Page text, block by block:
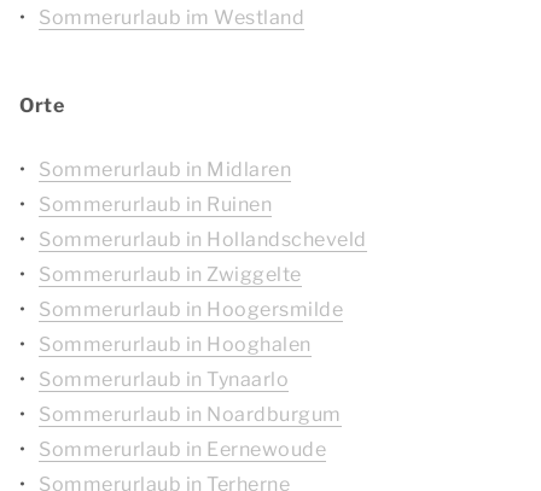
Sommerurlaub im Westland
Orte
Sommerurlaub in Midlaren
Sommerurlaub in Ruinen
Sommerurlaub in Hollandscheveld
Sommerurlaub in Zwiggelte
Sommerurlaub in Hoogersmilde
Sommerurlaub in Hooghalen
Sommerurlaub in Tynaarlo
Sommerurlaub in Noardburgum
Sommerurlaub in Eernewoude
Sommerurlaub in Terherne